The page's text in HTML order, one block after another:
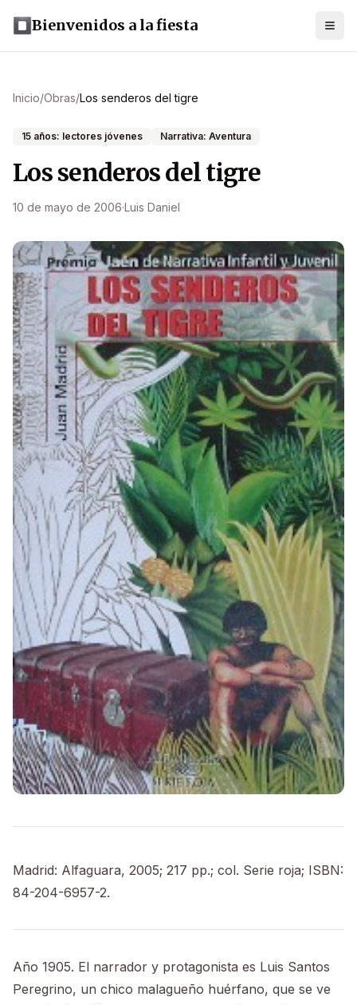
Bienvenidos a la fiesta
Inicio/Obras/Los senderos del tigre
15 años: lectores jóvenes Narrativa: Aventura
Los senderos del tigre
10 de mayo de 2006·Luis Daniel
Madrid: Alfaguara, 2005; 217 pp.; col. Serie roja; ISBN:
84-204-6957-2.
Año 1905. El narrador y protagonista es Luis Santos
Peregrino, un chico malagueño huérfano, que se ve